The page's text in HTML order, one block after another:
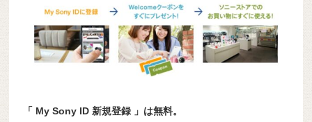
「 My Sony ID 新規登録 」は無料。